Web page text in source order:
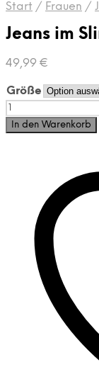
Start / Frauen /
Jeans im
49,99 €
Größe
Jeans
im
Slim
In den Warenkorb